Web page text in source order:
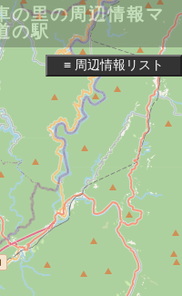
の里の周辺情報マ
の駅
≡ 周辺情報リスト